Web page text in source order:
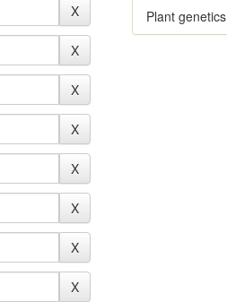
Plant genetics